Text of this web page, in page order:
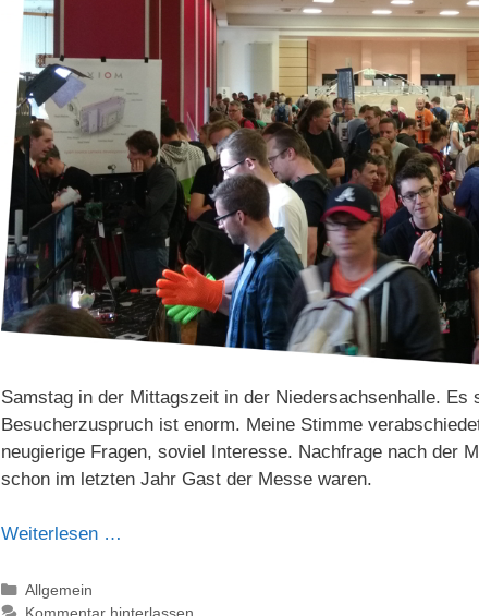
Samstag in der Mittagszeit in der Niedersachsenhalle. Es
Besucherzuspruch ist enorm. Meine Stimme
neugierige Fragen, soviel Interesse. Nachfrage nach der
schon im letzten Jahr Gast der Messe waren.
Weiterlesen …
Kategorien
Allgemein